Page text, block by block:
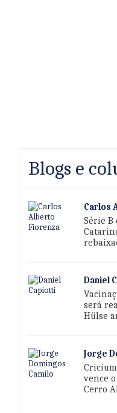
Blogs e
Carlos
Série B
Daniel
será
Hülse
Jorge
vence
Cerro